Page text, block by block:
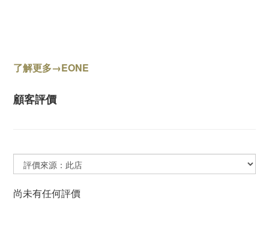
了解更多→EONE
顧客評價
尚未有任何評價